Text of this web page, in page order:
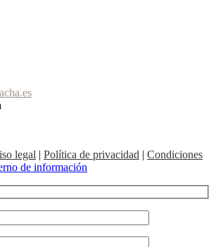
legal | Política de privacidad | Condiciones
de información